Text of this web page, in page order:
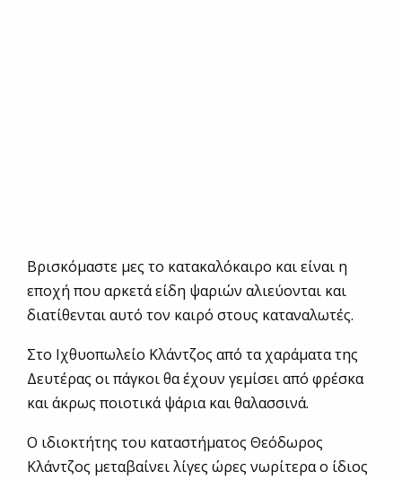
Βρισκόμαστε μες το κατακαλόκαιρο και είναι η
εποχή που αρκετά είδη ψαριών αλιεύονται και
διατίθενται αυτό τον καιρό στους καταναλωτές.
Στο Ιχθυοπωλείο Κλάντζος από τα χαράματα της
Δευτέρας οι πάγκοι θα έχουν γεμίσει από φρέσκα
και άκρως ποιοτικά ψάρια και θαλασσινά.
Ο ιδιοκτήτης του καταστήματος Θεόδωρος
Κλάντζος μεταβαίνει λίγες ώρες νωρίτερα ο ίδιος